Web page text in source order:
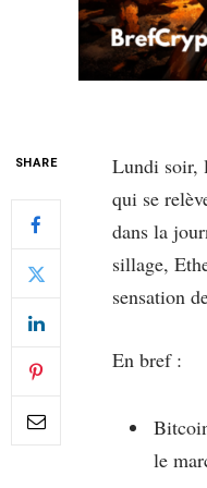
SHARE
Lundi soir,
qui se
dans la
sillage,
sensation
En bref :
le